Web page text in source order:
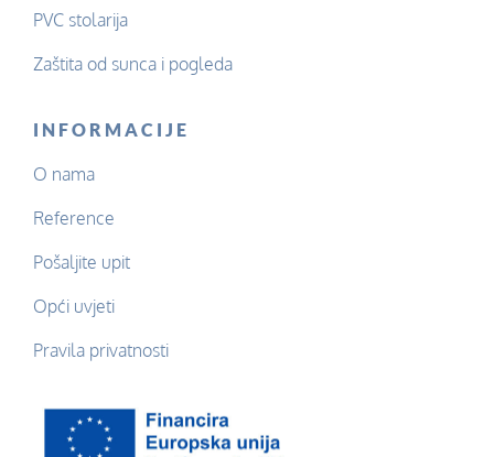
PVC stolarija
Zaštita od sunca i pogleda
INFORMACIJE
O nama
Reference
Pošaljite upit
Opći uvjeti
Pravila privatnosti